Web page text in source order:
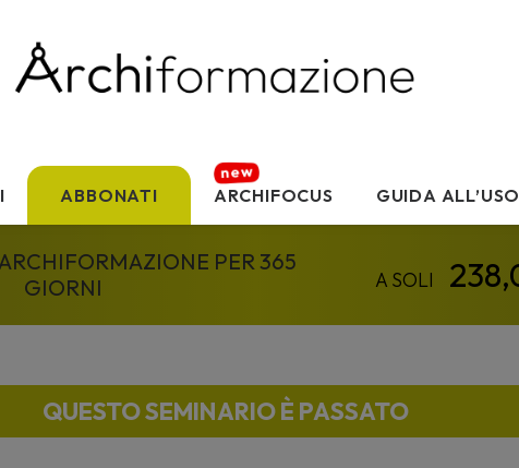
ABBONATI ARCHIFOCUS GUIDA ALL’USO
PER 365
GIORNI
QUESTO SEMINARIO È PASSATO